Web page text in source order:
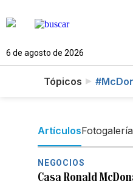
6 de agosto de 2026
Tópicos
Artículos
NEGOCIOS
Casa Ronald